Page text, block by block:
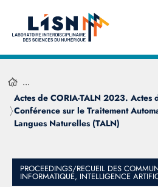
...
Actes de CORIA-TALN 2023. Actes
Conférence sur le Traitement
Langues Naturelles (TALN)
PROCEEDINGS/RECUEIL DES
INFORMATIQUE, INTELLIGENCE